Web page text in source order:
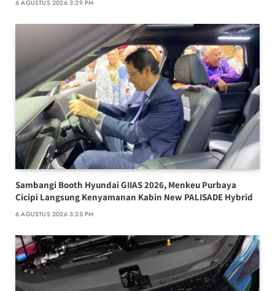
6 AGUSTUS 2026 3:29 PM
Sambangi Booth Hyundai GIIAS 2026, Menkeu Purbaya
Cicipi Langsung Kenyamanan Kabin New PALISADE Hybrid
6 AGUSTUS 2026 3:25 PM